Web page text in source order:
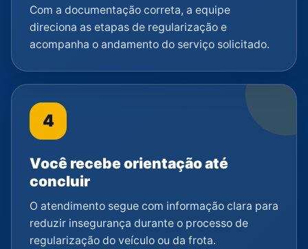
Com a documentação correta, a equipe
direciona as etapas de regularização e
acompanha o andamento do serviço solicitado.
4
Você recebe orientação até
concluir
O atendimento segue com informação clara para
reduzir insegurança durante o processo de
regularização do veículo ou da frota.